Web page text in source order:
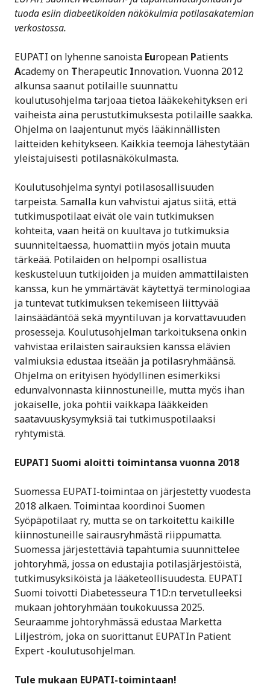
tuoda esiin diabeetikoiden näkökulmia potilasakatemian
verkostossa.
EUPATI on lyhenne sanoista European Patients
Academy on Therapeutic Innovation. Vuonna 2012
alkunsa saanut potilaille suunnattu
koulutusohjelma tarjoaa tietoa lääkekehityksen eri
vaiheista aina perustutkimuksesta potilaille saakka.
Ohjelma on laajentunut myös lääkinnällisten
laitteiden kehitykseen. Kaikkia teemoja lähestytään
yleistajuisesti potilasnäkökulmasta.
Koulutusohjelma syntyi potilasosallisuuden
tarpeista. Samalla kun vahvistui ajatus siitä, että
tutkimuspotilaat eivät ole vain tutkimuksen
kohteita, vaan heitä on kuultava jo tutkimuksia
suunniteltaessa, huomattiin myös jotain muuta
tärkeää. Potilaiden on helpompi osallistua
keskusteluun tutkijoiden ja muiden ammattilaisten
kanssa, kun he ymmärtävät käytettyä terminologiaa
ja tuntevat tutkimuksen tekemiseen liittyvää
lainsäädäntöä sekä myyntiluvan ja korvattavuuden
prosesseja. Koulutusohjelman tarkoituksena onkin
vahvistaa erilaisten sairauksien kanssa elävien
valmiuksia edustaa itseään ja potilasryhmäänsä.
Ohjelma on erityisen hyödyllinen esimerkiksi
edunvalvonnasta kiinnostuneille, mutta myös ihan
jokaiselle, joka pohtii vaikkapa lääkkeiden
saatavuuskysymyksiä tai tutkimuspotilaaksi
ryhtymistä.
EUPATI Suomi aloitti toimintansa vuonna 2018
Suomessa EUPATI-toimintaa on järjestetty vuodesta
2018 alkaen. Toimintaa koordinoi Suomen
Syöpäpotilaat ry, mutta se on tarkoitettu kaikille
kiinnostuneille sairausryhmästä riippumatta.
Suomessa järjestettäviä tapahtumia suunnittelee
johtoryhmä, jossa on edustajia potilasjärjestöistä,
tutkimusyksiköistä ja lääketeollisuudesta. EUPATI
Suomi toivotti Diabetesseura T1D:n tervetulleeksi
mukaan johtoryhmään toukokuussa 2025.
Seuraamme johtoryhmässä edustaa Marketta
Liljeström, joka on suorittanut EUPATIn Patient
Expert -koulutusohjelman.
Tule mukaan EUPATI-toimintaan!